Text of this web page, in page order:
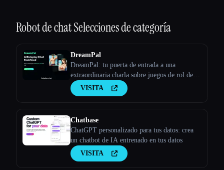
Robot de chatSelecciones de categoría
DreamPal
DreamPal: tu puerta de entrada a una
extraordinaria charla sobre juegos de rol de
IA
VISITA
Chatbase
ChatGPT personalizado para tus datos: crea
un chatbot de IA entrenado en tus datos
VISITA